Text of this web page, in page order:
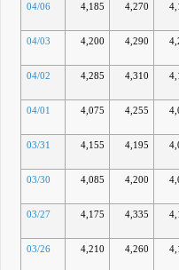
04/06 4,185 4,270
04/03 4,200 4,290
04/02 4,285 4,310
04/01 4,075 4,255
03/31 4,155 4,195
03/30 4,085 4,200
03/27 4,175 4,335
03/26 4,210 4,260